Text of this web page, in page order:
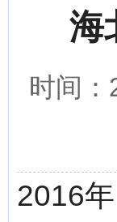
海
时间
2016